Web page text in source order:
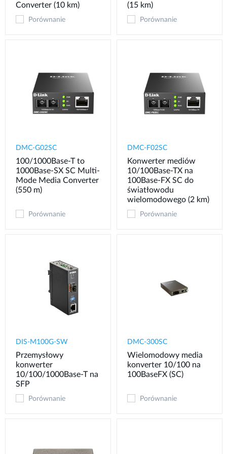
Converter (10 km)
Porównanie
(15 km)
Porównanie
DMC-G02SC
100/1000Base-T to
1000Base-SX SC Multi-
Mode Media Converter
(550 m)
Porównanie
DMC-F02SC
Konwerter mediów
10/100Base-TX na
100Base-FX SC do
światłowodu
wielomodowego (2 km)
Porównanie
DIS-M100G-SW
Przemysłowy
konwerter
10/100/1000Base-T na
SFP
Porównanie
DMC-300SC
Wielomodowy media
konverter 10/100 na
100BaseFX (SC)
Porównanie